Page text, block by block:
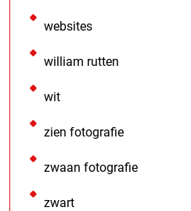
websites
william rutten
wit
zien fotografie
zwaan fotografie
zwart